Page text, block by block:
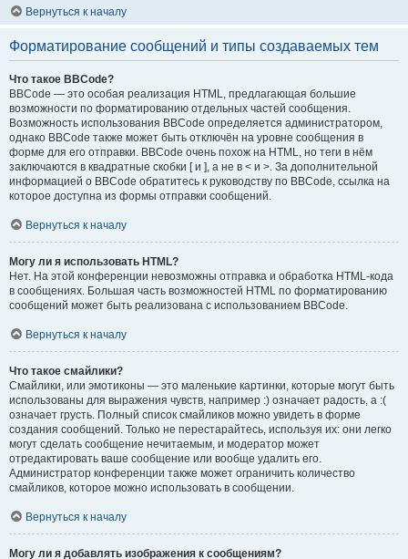
Вернуться к началу
Форматирование сообщений и типы создаваемых тем
Что такое BBCode?
BBCode — это особая реализация HTML, предлагающая большие
возможности по форматированию отдельных частей сообщения.
Возможность использования BBCode определяется администратором,
однако BBCode также может быть отключён на уровне сообщения в
форме для его отправки. BBCode очень похож на HTML, но теги в нём
заключаются в квадратные скобки [ и ], а не в < и >. За дополнительной
информацией о BBCode обратитесь к руководству по BBCode, ссылка на
которое доступна из формы отправки сообщений.
Вернуться к началу
Могу ли я использовать HTML?
Нет. На этой конференции невозможны отправка и обработка HTML-кода
в сообщениях. Большая часть возможностей HTML по форматированию
сообщений может быть реализована с использованием BBCode.
Вернуться к началу
Что такое смайлики?
Смайлики, или эмотиконы — это маленькие картинки, которые могут быть
использованы для выражения чувств, например :) означает радость, а :(
означает грусть. Полный список смайликов можно увидеть в форме
создания сообщений. Только не перестарайтесь, используя их: они легко
могут сделать сообщение нечитаемым, и модератор может
отредактировать ваше сообщение или вообще удалить его.
Администратор конференции также может ограничить количество
смайликов, которое можно использовать в сообщении.
Вернуться к началу
Могу ли я добавлять изображения к сообщениям?